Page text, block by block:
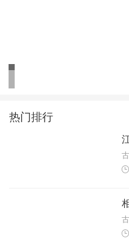
热门排行